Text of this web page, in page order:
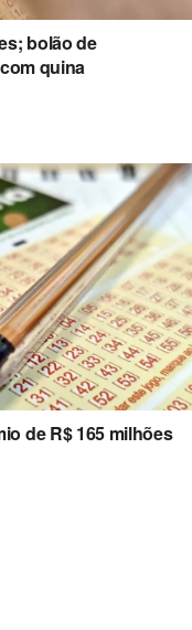
bolão de
quina
de R$ 165 milhões